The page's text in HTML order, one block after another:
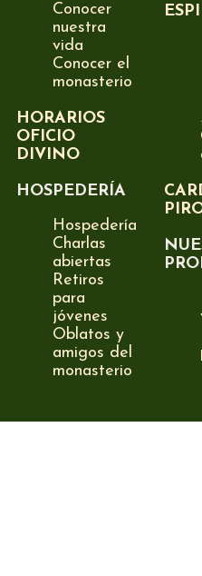
Conocer
nuestra
vida
Conocer el
monasterio
HORARIOS
OFICIO
DIVINO
HOSPEDERÍA
Hospedería
Charlas
abiertas
Retiros
para
jóvenes
Oblatos y
amigos del
monasterio